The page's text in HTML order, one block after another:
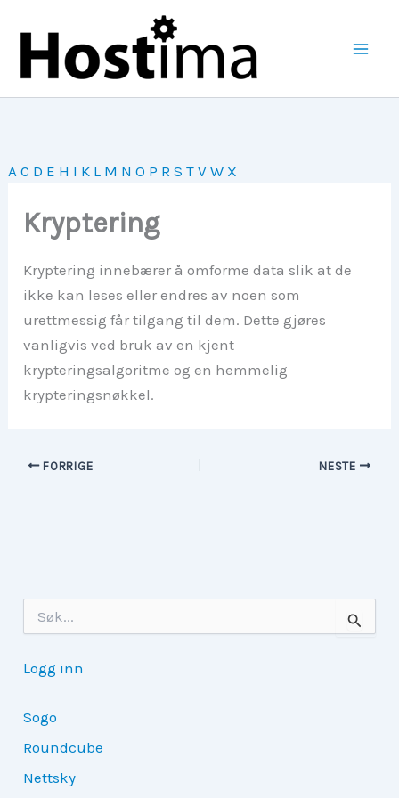
rett
A C D E H I K L M N O P R S T V W X
Kryptering
Kryptering innebærer å omforme data slik at de
ikke kan leses eller endres av noen som
urettmessig får tilgang til dem. Dette gjøres
vanligvis ved bruk av en kjent
krypteringsalgoritme og en hemmelig
krypteringsnøkkel.
FORRIGE NESTE
t
e
:
Logg inn
Sogo
Roundcube
Nettsky